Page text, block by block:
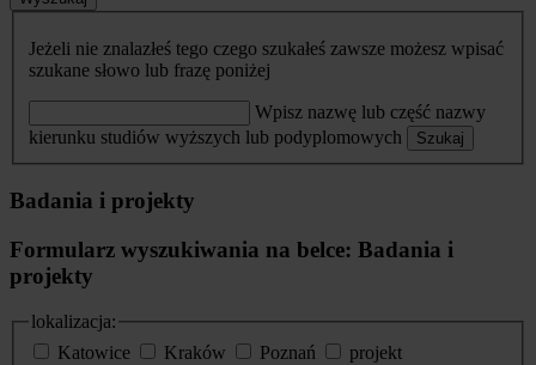
Jeżeli nie znalazłeś tego czego szukałeś zawsze możesz wpisać
szukane słowo lub frazę poniżej
Wpisz nazwę lub część nazwy
kierunku studiów wyższych lub podyplomowych
Szukaj
Badania i projekty
Formularz wyszukiwania na belce: Badania i
projekty
lokalizacja:
Katowice
Kraków Poznań
projekt